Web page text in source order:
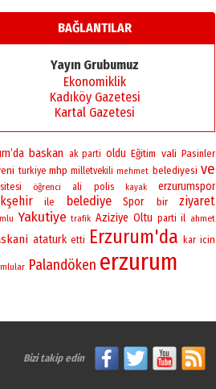
BAĞLANTILAR
Yayın Grubumuz
Ekonomiklik
Kadıköy Gazetesi
Kartal Gazetesi
baskan ak parti oldu Eğitim vali Pasinler
turkiye mhp milletvekili mehmet belediyesi ve
öğrenci ali polis kayak erzurumspor
ile belediye Spor bir ziyaret
Yakutiye trafik Aziziye Oltu parti il ahmet
ataturk etti Erzurum'da kar icin
Palandöken erzurum
Bizi takip edin